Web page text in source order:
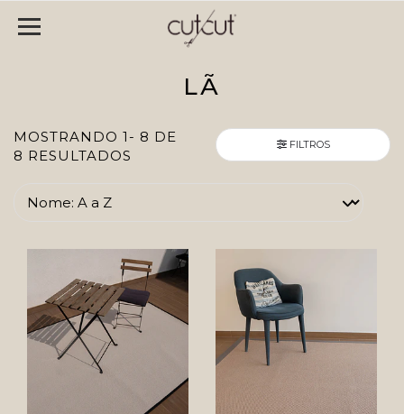
LÃ
MOSTRANDO 1- 8 DE
8 RESULTADOS
FILTROS